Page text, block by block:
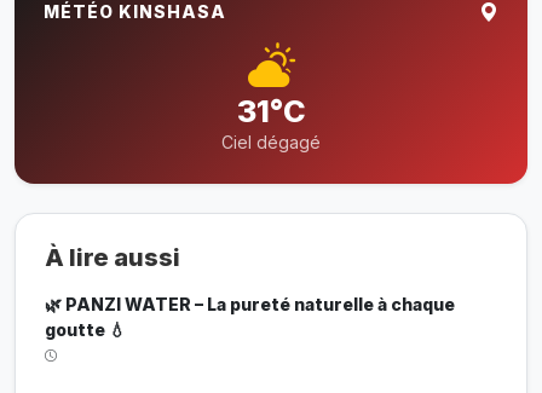
MÉTÉO KINSHASA
31°C
Ciel dégagé
À lire aussi
🌿 PANZI WATER – La pureté naturelle à chaque
goutte 💧